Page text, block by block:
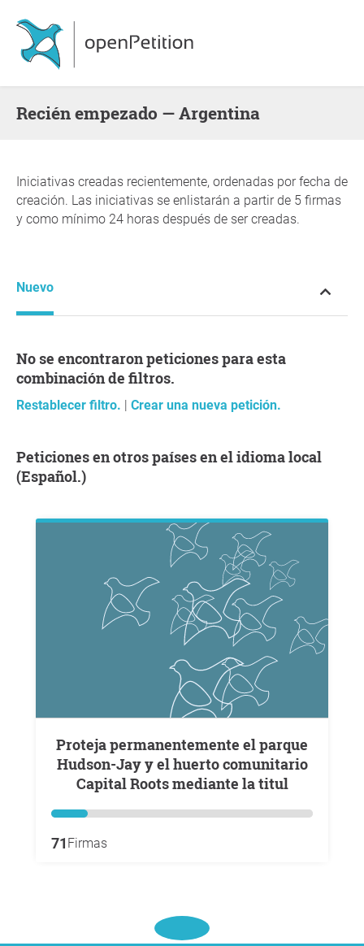
Recién empezado — Argentina
Iniciativas creadas recientemente, ordenadas por fecha de
creación. Las iniciativas se enlistarán a partir de 5 firmas
y como mínimo 24 horas después de ser creadas.
Nuevo
No se encontraron peticiones para esta
combinación de filtros.
Restablecer filtro. | Crear una nueva petición.
Peticiones en otros países en el idioma local
(Español.)
Proteja permanentemente el parque
Hudson-Jay y el huerto comunitario
Capital Roots mediante la titul
71 Firmas